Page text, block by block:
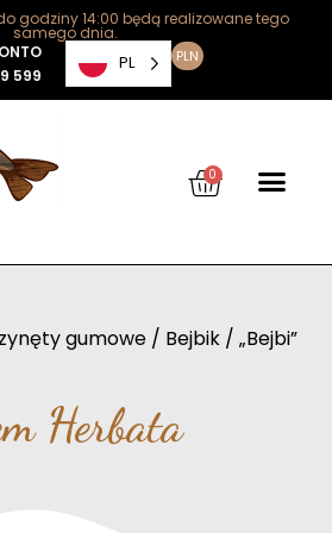
godziny 14:00 będą realizowane tego
samego dnia.
599
PL PLN
0
gumowe / Bejbik / „Bejbi”
Herbata